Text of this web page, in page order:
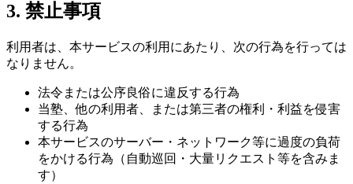
3. 禁止事項
利用者は、本サービスの利用にあたり、次の行為を行っては
なりません。
法令または公序良俗に違反する行為
当塾、他の利用者、または第三者の権利・利益を侵害
する行為
本サービスのサーバー・ネットワーク等に過度の負荷
をかける行為（自動巡回・大量リクエスト等を含みま
す）